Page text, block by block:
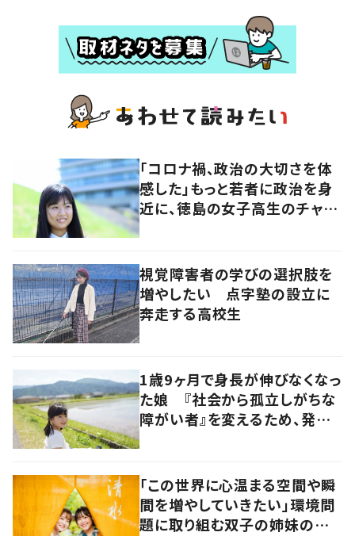
「コロナ禍、政治の大切さを体
感した」もっと若者に政治を身
近に、徳島の女子高生のチャレ
視覚障害者の学びの選択肢を
増やしたい 点字塾の設立に
奔走する高校生
1歳9ヶ月で身長が伸びなくなっ
た娘 『社会から孤立しがちな
障がい者』を変えるため、発信
「この世界に心温まる空間や瞬
間を増やしていきたい」環境問
題に取り組む双子の姉妹のスト